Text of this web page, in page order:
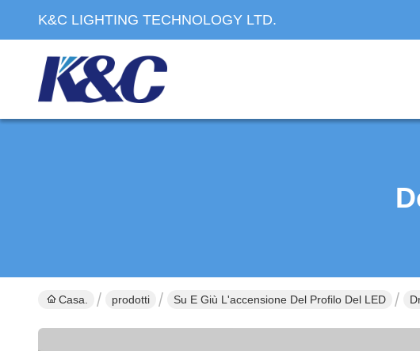
K&C LIGHTING TECHNOLOGY LTD.
Casa. prodotti Su E Giù L'accensione Del Profilo Del LED